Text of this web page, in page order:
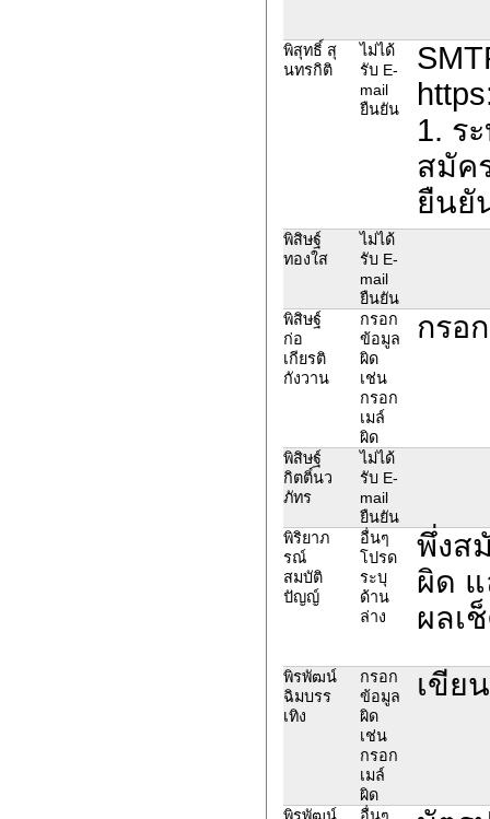
พิสุทธิ์ สุ
นทรกิติ
ไม่ได้
รับ E-
mail
ยืนยัน
1. ร
สมัค
ยืนยั
พิสิษฐ์
ทองใส
ไม่ได้
รับ E-
mail
ยืนยัน
พิสิษฐ์
ก่อ
เกียรติ
กังวาน
กรอก
ข้อมูล
ผิด
เช่น
กรอก
เมล์
ผิด
กรอ
พิสิษฐ์
กิตติ์นว
ภัทร
ไม่ได้
รับ E-
mail
ยืนยัน
พิริยาภ
รณ์
สมบัติ
ปัญญ์
อื่นๆ
โปรด
ระบุ
ด้าน
ล่าง
พึ่งส
ผิด แ
ผลเ
พิรพัฒน์
ฉิมบรร
เทิง
กรอก
ข้อมูล
ผิด
เช่น
กรอก
เมล์
ผิด
เขีย
พิรพัฒน์
อื่นๆ